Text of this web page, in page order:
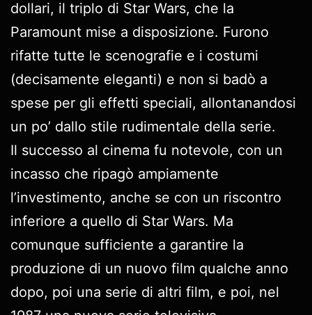
dollari, il triplo di Star Wars, che la
Paramount mise a disposizione. Furono
rifatte tutte le scenografie e i costumi
(decisamente eleganti) e non si badò a
spese per gli effetti speciali, allontanandosi
un po’ dallo stile rudimentale della serie.
Il successo al cinema fu notevole, con un
incasso che ripagò ampiamente
l’investimento, anche se con un riscontro
inferiore a quello di Star Wars. Ma
comunque sufficiente a garantire la
produzione di un nuovo film qualche anno
dopo, poi una serie di altri film, e poi, nel